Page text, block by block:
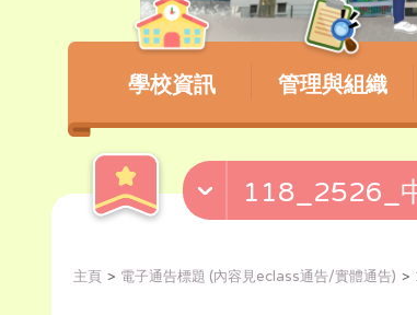
學校資訊 管理與組織
118_2526_
主頁 電子通告標題 (內容見eclass通告/實體通告)